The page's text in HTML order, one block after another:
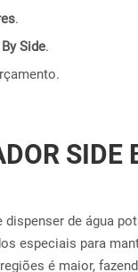
.
Side.
SIDE
de água
especiais para
é maior,